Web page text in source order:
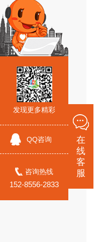
发现更多精彩
QQ咨询
咨询热线
152-8556-2833
在
线
客
服